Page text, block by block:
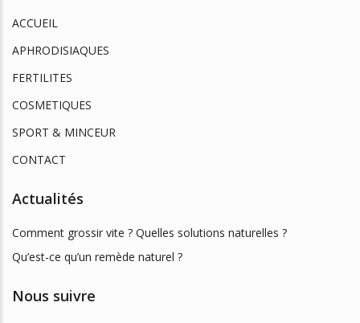
ACCUEIL
APHRODISIAQUES
FERTILITES
COSMETIQUES
SPORT & MINCEUR
CONTACT
Actualités
Comment grossir vite ? Quelles solutions naturelles ?
Qu’est-ce qu’un remède naturel ?
Nous suivre